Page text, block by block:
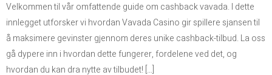
Velkommen til vår omfattende guide om cashback vavada. I dette
innlegget utforsker vi hvordan Vavada Casino gir spillere sjansen til
å maksimere gevinster gjennom deres unike cashback-tilbud. La oss
gå dypere inn i hvordan dette fungerer, fordelene ved det, og
hvordan du kan dra nytte av tilbudet! […]